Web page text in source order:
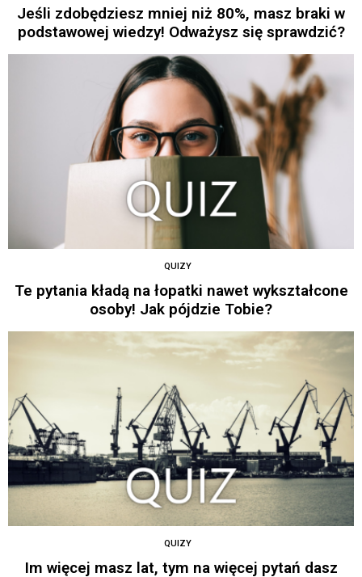
Jeśli zdobędziesz mniej niż 80%, masz braki w
podstawowej wiedzy! Odważysz się sprawdzić?
QUIZY
Te pytania kładą na łopatki nawet wykształcone
osoby! Jak pójdzie Tobie?
QUIZY
Im więcej masz lat, tym na więcej pytań dasz